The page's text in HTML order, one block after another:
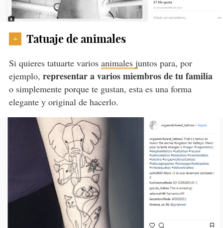
+ Tatuaje de animales
Si quieres tatuarte varios animales juntos para, por
ejemplo, representar a varios miembros de tu familia
o simplemente porque te gustan, esta es una forma
elegante y original de hacerlo.